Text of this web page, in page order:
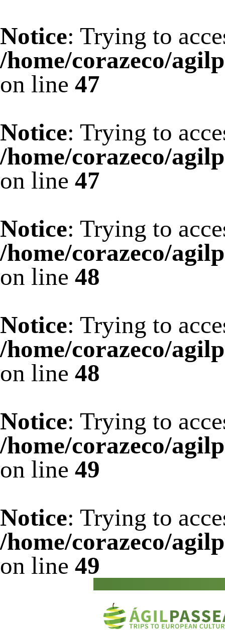
Notice: Trying to
/home/corazeco/
on line 47
Notice: Trying to
/home/corazeco/
on line 47
Notice: Trying to
/home/corazeco/
on line 48
Notice: Trying to
/home/corazeco/
on line 48
Notice: Trying to
/home/corazeco/
on line 49
Notice: Trying to
/home/corazeco/
on line 49